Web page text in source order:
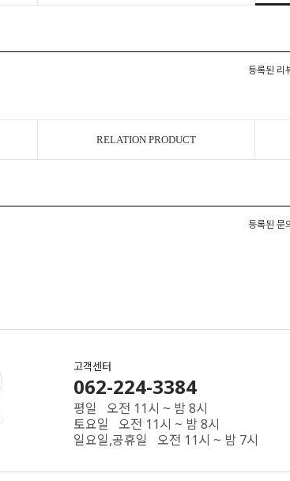
등록된 리
RELATION PRODUCT
등록된 문
고객센터
062-224-3384
평일 오전 11시 ~ 밤 8시
토요일 오전 11시 ~ 밤 8시
일요일,공휴일 오전 11시 ~ 밤 7시